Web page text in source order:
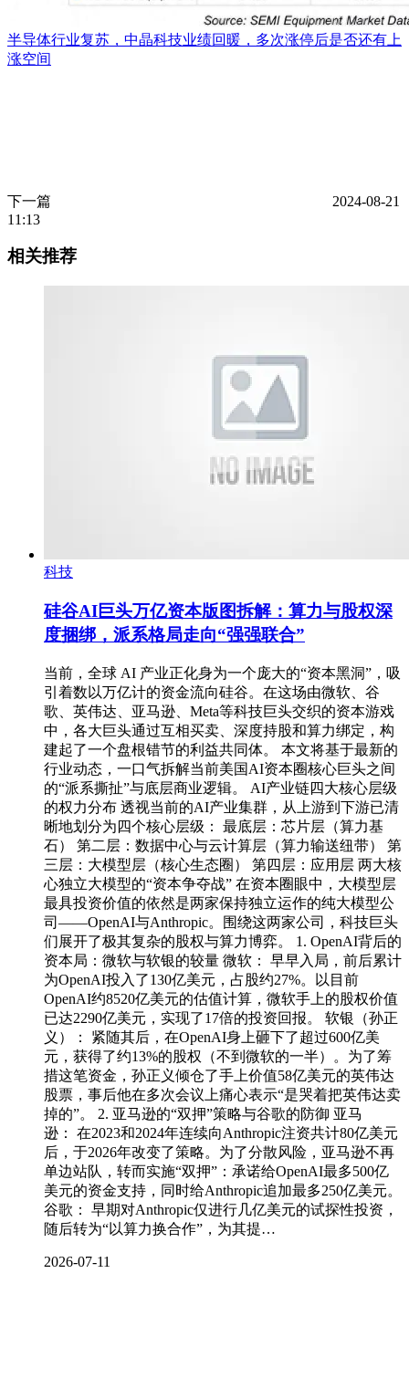
半导体行业复苏，中晶科技业绩回暖，多次涨停后是否还有上
涨空间
下一篇
2024-08-21
11:13
相关推荐
科技
硅谷AI巨头万亿资本版图拆解：算力与股权深
度捆绑，派系格局走向“强强联合”
当前，全球 AI 产业正化身为一个庞大的“资本黑洞”，吸
引着数以万亿计的资金流向硅谷。在这场由微软、谷
歌、英伟达、亚马逊、Meta等科技巨头交织的资本游戏
中，各大巨头通过互相买卖、深度持股和算力绑定，构
建起了一个盘根错节的利益共同体。 本文将基于最新的
行业动态，一口气拆解当前美国AI资本圈核心巨头之间
的“派系撕扯”与底层商业逻辑。 AI产业链四大核心层级
的权力分布 透视当前的AI产业集群，从上游到下游已清
晰地划分为四个核心层级： 最底层：芯片层（算力基
石） 第二层：数据中心与云计算层（算力输送纽带） 第
三层：大模型层（核心生态圈） 第四层：应用层 两大核
心独立大模型的“资本争夺战” 在资本圈眼中，大模型层
最具投资价值的依然是两家保持独立运作的纯大模型公
司——OpenAI与Anthropic。围绕这两家公司，科技巨头
们展开了极其复杂的股权与算力博弈。 1. OpenAI背后的
资本局：微软与软银的较量 微软： 早早入局，前后累计
为OpenAI投入了130亿美元，占股约27%。以目前
OpenAI约8520亿美元的估值计算，微软手上的股权价值
已达2290亿美元，实现了17倍的投资回报。 软银（孙正
义）： 紧随其后，在OpenAI身上砸下了超过600亿美
元，获得了约13%的股权（不到微软的一半）。为了筹
措这笔资金，孙正义倾仓了手上价值58亿美元的英伟达
股票，事后他在多次会议上痛心表示“是哭着把英伟达卖
掉的”。 2. 亚马逊的“双押”策略与谷歌的防御 亚马
逊： 在2023和2024年连续向Anthropic注资共计80亿美元
后，于2026年改变了策略。为了分散风险，亚马逊不再
单边站队，转而实施“双押”：承诺给OpenAI最多500亿
美元的资金支持，同时给Anthropic追加最多250亿美元。
谷歌： 早期对Anthropic仅进行几亿美元的试探性投资，
随后转为“以算力换合作”，为其提…
2026-07-11